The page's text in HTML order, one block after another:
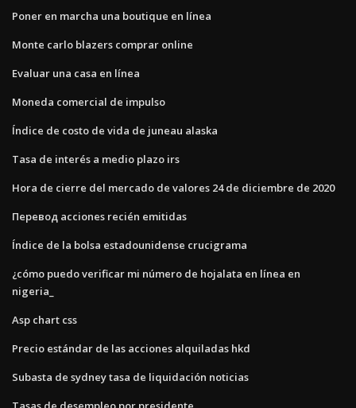
Poner en marcha una boutique en línea
Monte carlo blazers comprar online
Evaluar una casa en línea
Moneda comercial de impulso
Índice de costo de vida de juneau alaska
Tasa de interés a medio plazo irs
Hora de cierre del mercado de valores 24 de diciembre de 2020
Перевод acciones recién emitidas
Índice de la bolsa estadounidense crucigrama
¿cómo puedo verificar mi número de hojalata en línea en
nigeria_
Asp chart css
Precio estándar de las acciones alquiladas hkd
Subasta de sydney tasa de liquidación noticias